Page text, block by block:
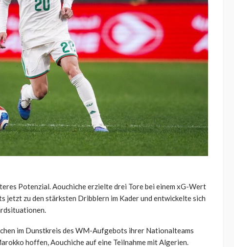
Potenzial. Aouchiche erzielte drei Tore bei einem xG-Wert
jetzt zu den stärksten Dribblern im Kader und entwickelte sich
im Dunstkreis des WM-Aufgebots ihrer Nationalteams
hoffen, Aouchiche auf eine Teilnahme mit Algerien.